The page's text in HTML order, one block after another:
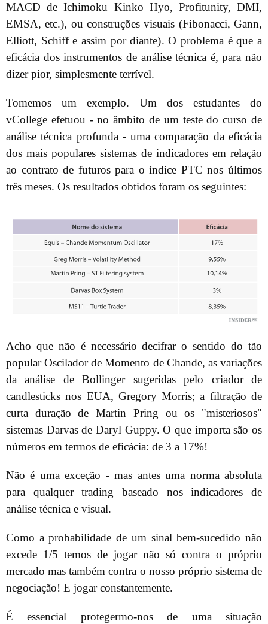
MACD de Ichimoku Kinko Hyo, Profitunity, DMI,
EMSA, etc.), ou construções visuais (Fibonacci, Gann,
Elliott, Schiff e assim por diante). O problema é que a
eficácia dos instrumentos de análise técnica é, para não
dizer pior, simplesmente terrível.
Tomemos um exemplo. Um dos estudantes do
vCollege efetuou - no âmbito de um teste do curso de
análise técnica profunda - uma comparação da eficácia
dos mais populares sistemas de indicadores em relação
ao contrato de futuros para o índice PTC nos últimos
três meses. Os resultados obtidos foram os seguintes:
Acho que não é necessário decifrar o sentido do tão
popular Oscilador de Momento de Chande, as variações
da análise de Bollinger sugeridas pelo criador de
candlesticks nos EUA, Gregory Morris; a filtração de
curta duração de Martin Pring ou os "misteriosos"
sistemas Darvas de Daryl Guppy. O que importa são os
números em termos de eficácia: de 3 a 17%!
Não é uma exceção - mas antes uma norma absoluta
para qualquer trading baseado nos indicadores de
análise técnica e visual.
Como a probabilidade de um sinal bem-sucedido não
excede 1/5 temos de jogar não só contra o próprio
mercado mas também contra o nosso próprio sistema de
negociação! E jogar constantemente.
É essencial protegermo-nos de uma situação